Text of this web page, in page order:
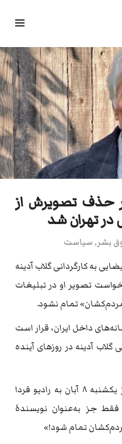
حذف تصویرش از
در تهران شد
بشر, سیاست
به کارگردانی گلاب آدینه
تصویر او در تبلیغات
مردم‌کشان» تمام نشود.
داخل ایران، قرار است
گلاب آدینه در روزهای آینده
بهرام بیضایی در پیام خود که روز یکشنبه ۸ آبان به رادیو فردا
جز به‌عنوان نویسندهٔ
تمام شود!»